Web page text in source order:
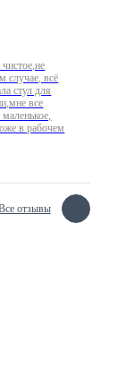
случае, всё
стул для
все
в рабочем
отзывы